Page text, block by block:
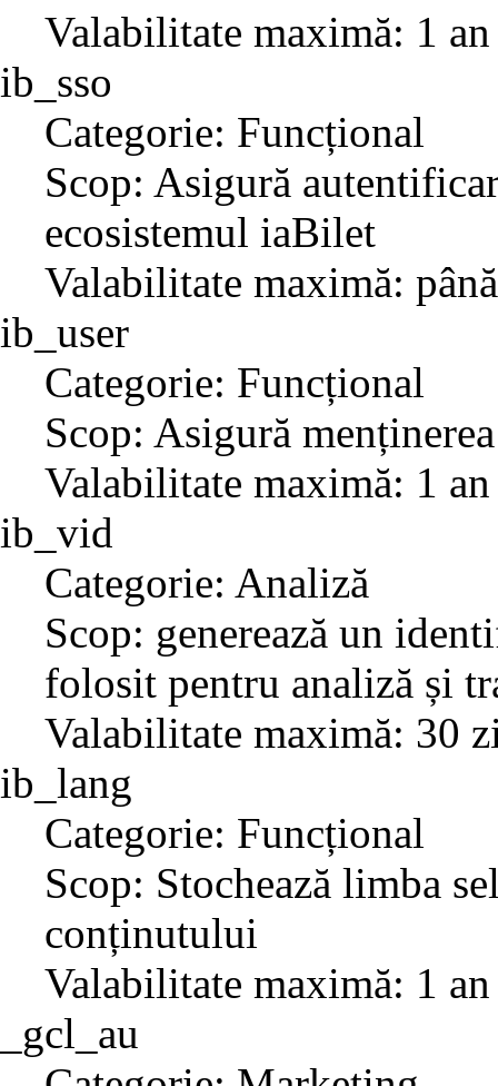
Valabilitate maximă: 1 an
ib_sso
Categorie: Funcțional
Scop: Asigură
ecosistemul iaBilet
Valabilitate maximă:
ib_user
Categorie: Funcțional
Scop: Asigură
Valabilitate maximă: 1 an
ib_vid
Categorie: Analiză
Scop: generează un
folosit pentru analiză și
Valabilitate maximă: 30
ib_lang
Categorie: Funcțional
Scop: Stochează limba
conținutului
Valabilitate maximă: 1 an
_gcl_au